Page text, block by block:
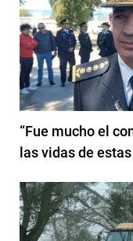
“Fue mucho el
las vidas de